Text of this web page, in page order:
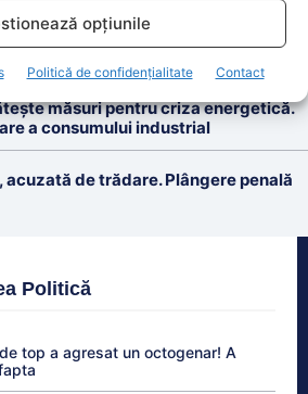
opțiunile
Politică de confidențialitate Contact
măsuri pentru criza energetică.
a consumului industrial
acuzată de trădare. Plângere penală
Politică
top a agresat un octogenar! A